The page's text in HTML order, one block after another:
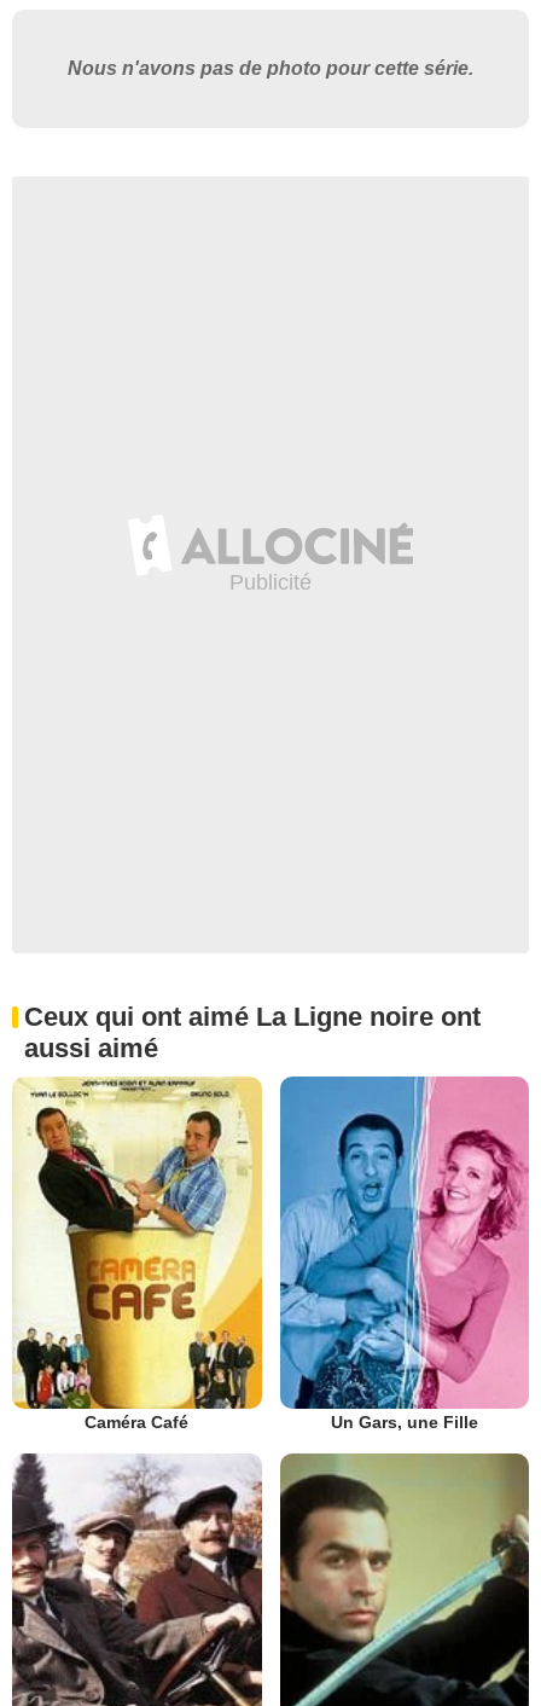
Nous n'avons pas de photo pour cette série.
Ceux qui ont aimé La Ligne noire ont
aussi aimé
Caméra Café Un Gars, une Fille